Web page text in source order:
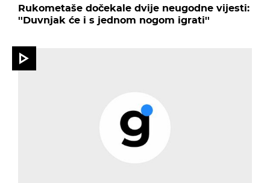
Rukometaše dočekale dvije neugodne vijesti:
''Duvnjak će i s jednom nogom igrati''